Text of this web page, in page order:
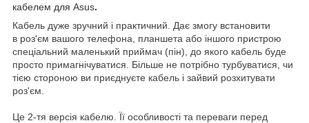
кабелем для Asus.
Кабель дуже зручний і практичний. Дає змогу встановити
в роз'єм вашого телефона, планшета або іншого пристрою
спеціальний маленький приймач (пін), до якого кабель буде
просто примагнічуватися. Більше не потрібно турбуватися, чи
тією стороною ви приєднуєте кабель і зайвий розхитувати
роз'єм.
Це 2-тя версія кабелю. Її особливості та переваги перед